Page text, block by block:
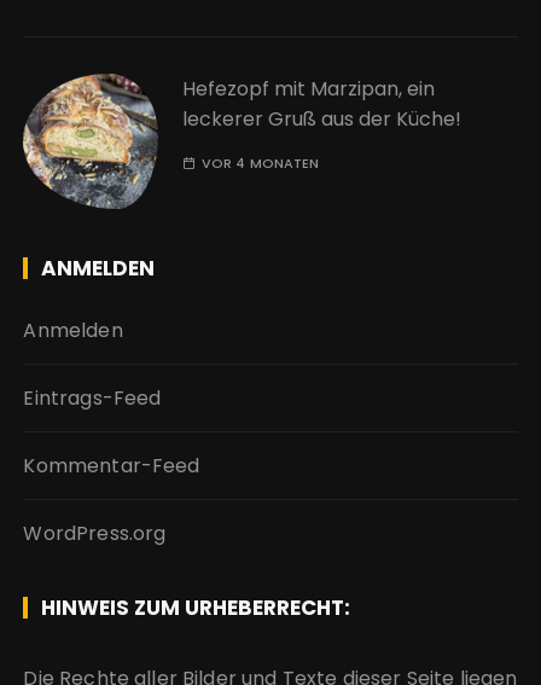
Hefezopf mit Marzipan, ein
leckerer Gruß aus der Küche!
VOR 4 MONATEN
ANMELDEN
Anmelden
Eintrags-Feed
Kommentar-Feed
WordPress.org
HINWEIS ZUM URHEBERRECHT:
Die Rechte aller Bilder und Texte dieser Seite liegen